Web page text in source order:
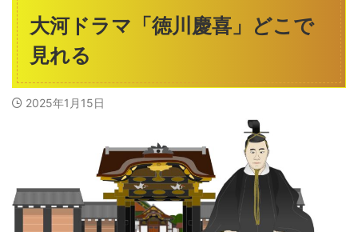
大河ドラマ「徳川慶喜」どこで
見れる
2025年1月15日